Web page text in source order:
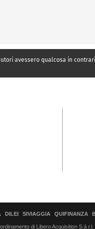
avessero qualcosa in
DILEI SIVIAGGIA QUIFINANZA
di Libero Acquisition S.á r.l.